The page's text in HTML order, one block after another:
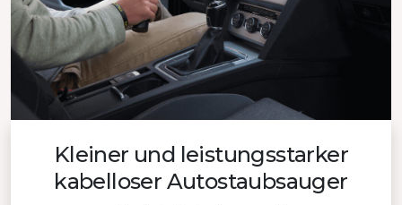
Kleiner und leistungsstarker
kabelloser Autostaubsauger